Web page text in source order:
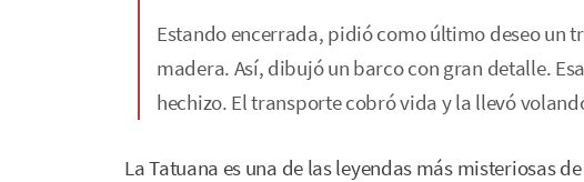
Estando encerrada, pidió como último deseo un
madera. Así, dibujó un barco con gran detalle.
hechizo. El transporte cobró vida y la llevó
La Tatuana es una de las leyendas más misteriosas